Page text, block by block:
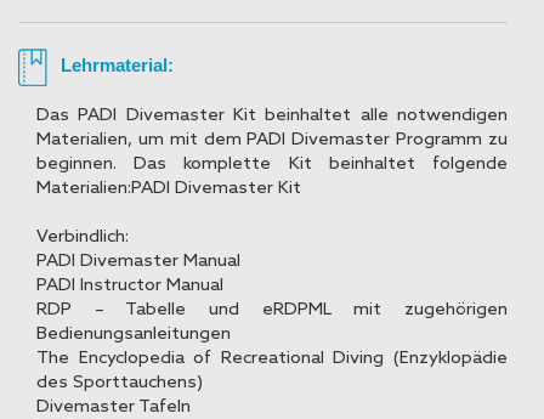
Lehrmaterial:
Das PADI Divemaster Kit beinhaltet alle notwendigen
Materialien, um mit dem PADI Divemaster Programm zu
beginnen. Das komplette Kit beinhaltet folgende
Materialien:PADI Divemaster Kit
Verbindlich:
PADI Divemaster Manual
PADI Instructor Manual
RDP – Tabelle und eRDPML mit zugehörigen
Bedienungsanleitungen
The Encyclopedia of Recreational Diving (Enzyklopädie
des Sporttauchens)
Divemaster Tafeln